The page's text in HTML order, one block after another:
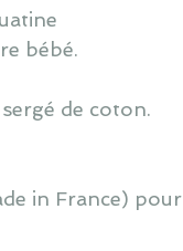
bébé.
de coton.
in France) pour